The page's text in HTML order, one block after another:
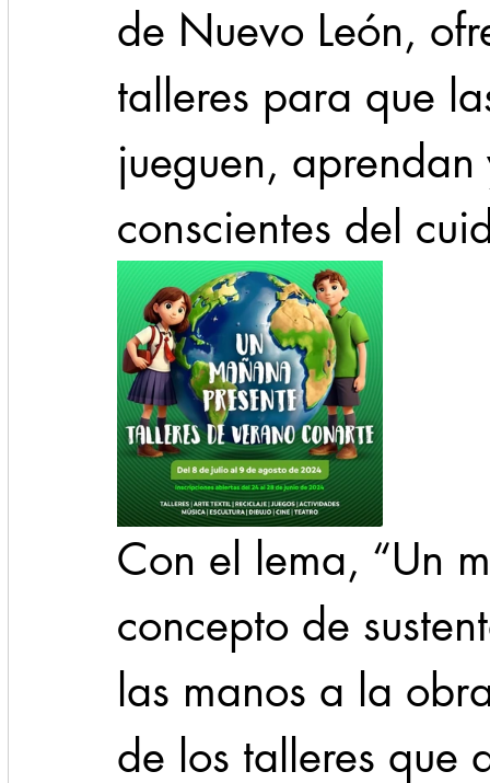
de Nuevo León,
talleres para que
jueguen,
conscientes del
Con el lema, “Un
concepto de
las manos a la
de los talleres que